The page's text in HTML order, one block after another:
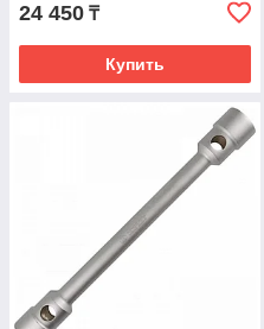
24 450 ₸
Купить